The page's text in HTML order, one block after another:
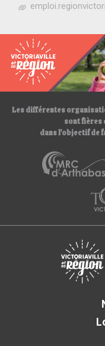
h
p
s
:
/
/
Les différentes
sont fières
dans l’objectif